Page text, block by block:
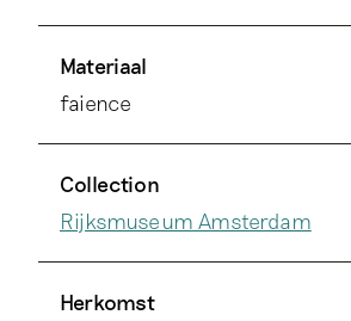
Materiaal
faience
Collection
Rijksmuseum Amsterdam
Herkomst